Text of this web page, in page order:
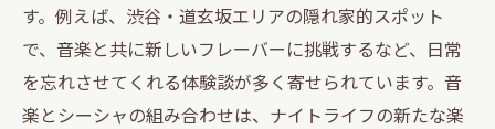
す。例えば、渋谷・道玄坂エリアの隠れ家的スポット
で、音楽と共に新しいフレーバーに挑戦するなど、日常
を忘れさせてくれる体験談が多く寄せられています。音
楽とシーシャの組み合わせは、ナイトライフの新たな楽